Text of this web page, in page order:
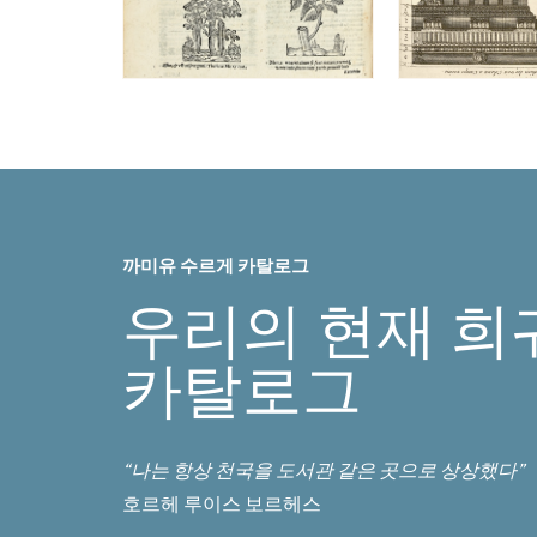
까미유 수르게 카탈로그
우리의 현재 희
카탈로그
“나는 항상 천국을 도서관 같은 곳으로 상상했다”
호르헤 루이스 보르헤스